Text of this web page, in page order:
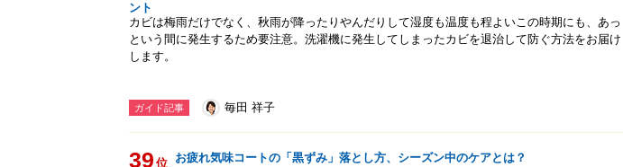
ント
カビは梅雨だけでなく、秋雨が降ったりやんだりして湿度も温度も程よいこの時期にも、あっ
という間に発生するため要注意。洗濯機に発生してしまったカビを退治して防ぐ方法をお届け
します。
ガイド記事 毎田 祥子
39 位 お疲れ気味コートの「黒ずみ」落とし方、シーズン中のケアとは？